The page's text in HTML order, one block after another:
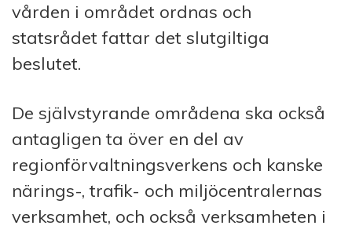
vården i området ordnas och
statsrådet fattar det slutgiltiga
beslutet.
De självstyrande områdena ska också
antagligen ta över en del av
regionförvaltningsverkens och kanske
närings-, trafik- och miljöcentralernas
verksamhet, och också verksamheten i